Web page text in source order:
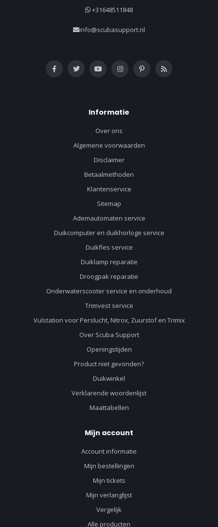
+31648511848
info@scubasupport.nl
Informatie
Over ons
Algemene voorwaarden
Disclaimer
Betaalmethoden
Klantenservice
Sitemap
Ademautomaten service
Duikcomputer en duikhorloge service
Duikfles service
Duiklamp reparatie
Droogpak reparatie
Onderwaterscooter service en onderhoud
Trimvest service
Vulstation voor Perslucht, Nitrox, Zuurstof en Trimix
Over Scuba Support
Openingstijden
Product niet gevonden?
Duikwinkel
Verklarende woordenlijst
Maattabellen
Mijn account
Account informatie
Mijn bestellingen
Mijn tickets
Mijn verlanglijst
Vergelijk
Alle producten